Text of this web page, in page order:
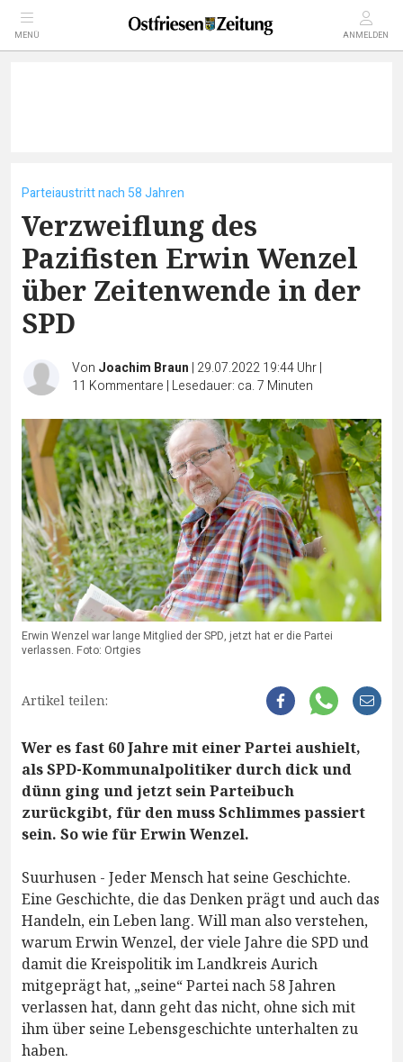
MENÜ ANMELDEN
Parteiaustritt nach 58 Jahren
Verzweiflung des
Pazifisten Erwin Wenzel
über Zeitenwende in der
SPD
Von Joachim Braun | 29.07.2022 19:44 Uhr|
11 Kommentare | Lesedauer: ca. 7 Minuten
Erwin Wenzel war lange Mitglied der SPD, jetzt hat er die Partei
verlassen. Foto: Ortgies
Artikel teilen:
Wer es fast 60 Jahre mit einer Partei aushielt,
als SPD-Kommunalpolitiker durch dick und
dünn ging und jetzt sein Parteibuch
zurückgibt, für den muss Schlimmes passiert
sein. So wie für Erwin Wenzel.
Suurhusen - Jeder Mensch hat seine Geschichte.
Eine Geschichte, die das Denken prägt und auch das
Handeln, ein Leben lang. Will man also verstehen,
warum Erwin Wenzel, der viele Jahre die SPD und
damit die Kreispolitik im Landkreis Aurich
mitgeprägt hat, „seine“ Partei nach 58 Jahren
verlassen hat, dann geht das nicht, ohne sich mit
ihm über seine Lebensgeschichte unterhalten zu
haben.